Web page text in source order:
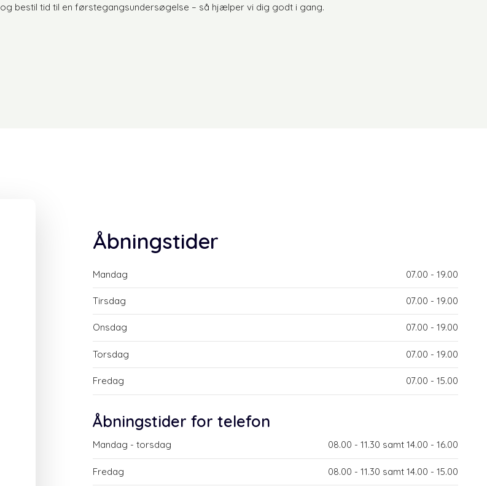
og bestil tid til en førstegangsundersøgelse – så hjælper vi dig godt i gang.
Åbningstider
Mandag ​07.00 - 19.00​
Tirsdag ​07.00 - 19.00​
Onsdag ​07.00 - 19.00​
Torsdag ​07.00 - 19.00​
Fredag ​07.00 - 15.00​
​Åbningstider for telefon
Mandag - torsdag​ ​08.00 - 11.30 samt 14.00 - 16.00​
Fredag ​08.00 - 11.30 samt 14.00 - 15.00